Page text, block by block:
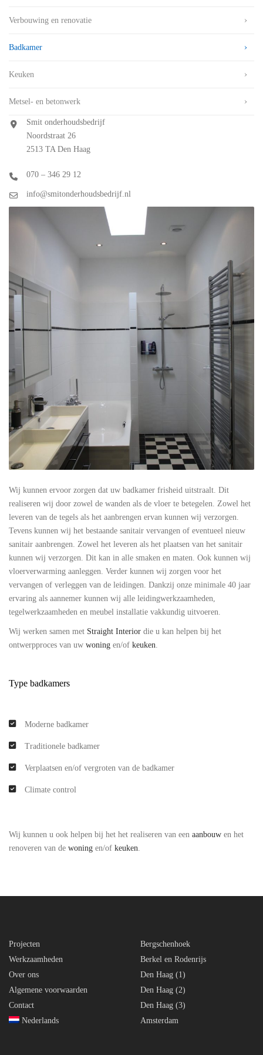
Verbouwing en renovatie
Badkamer
Keuken
Metsel- en betonwerk
Smit onderhoudsbedrijf
Noordstraat 26
2513 TA Den Haag
070 – 346 29 12
info@smitonderhoudsbedrijf.nl
Wij kunnen ervoor zorgen dat uw badkamer frisheid uitstraalt. Dit
realiseren wij door zowel de wanden als de vloer te betegelen. Zowel het
leveren van de tegels als het aanbrengen ervan kunnen wij verzorgen.
Tevens kunnen wij het bestaande sanitair vervangen of eventueel nieuw
sanitair aanbrengen. Zowel het leveren als het plaatsen van het sanitair
kunnen wij verzorgen. Dit kan in alle smaken en maten. Ook kunnen wij
vloerverwarming aanleggen. Verder kunnen wij zorgen voor het
vervangen of verleggen van de leidingen. Dankzij onze minimale 40 jaar
ervaring als aannemer kunnen wij alle leidingwerkzaamheden,
tegelwerkzaamheden en meubel installatie vakkundig uitvoeren.
Wij werken samen met Straight Interior die u kan helpen bij het
ontwerpproces van uw woning en/of keuken.
Type badkamers
Moderne badkamer
Traditionele badkamer
Verplaatsen en/of vergroten van de badkamer
Climate control
Wij kunnen u ook helpen bij het het realiseren van een aanbouw en het
renoveren van de woning en/of keuken
Projecten
Werkzaamheden
Over ons
Algemene voorwaarden
Contact
Nederlands
Bergschenhoek
Berkel en Rodenrijs
Den Haag (1)
Den Haag (2)
Den Haag (3)
Amsterdam